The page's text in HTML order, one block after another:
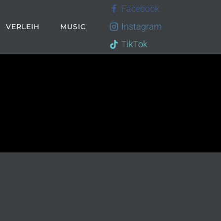
VERLEIH MUSIC
Facebook
Instagram
TikTok